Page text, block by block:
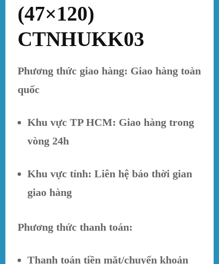
(47×120)
CTNHUKK03
Phương thức giao hàng: Giao hàng toàn
quốc
Khu vực TP HCM: Giao hàng trong
vòng 24h
Khu vực tỉnh: Liên hệ báo thời gian
giao hàng
Phương thức thanh toán:
Thanh toán tiền mặt/chuyển khoản